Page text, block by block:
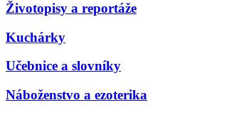
Životopisy a reportáže
Kuchárky
Učebnice a slovníky
Náboženstvo a ezoterika